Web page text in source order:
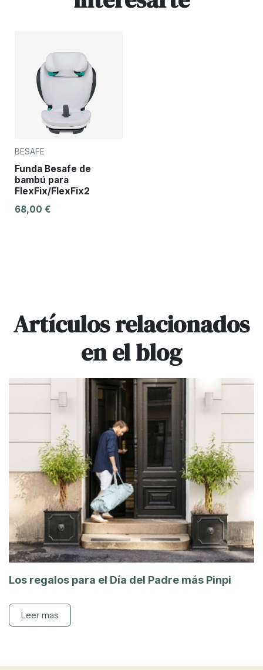
BESAFE
Funda Besafe de
bambú para
FlexFix/FlexFix2
68,00 €
Artículos relacionados
en el blog
Los regalos para el Día del Padre más Pinpi
Leer mas